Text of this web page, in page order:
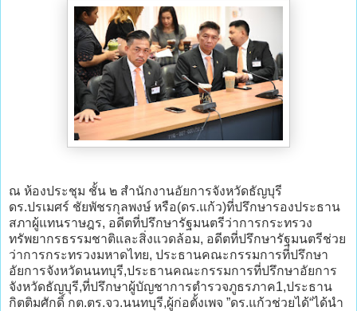
ณ ห้องประชุม ชั้น ๒ สำนักงานอัยการจังหวัดธัญบุรี
ดร.ปรเมศร์ ชัยพัชรกุลพงษ์ หรือ(ดร.แก้ว)ที่ปรึกษารองประธาน
สภาผู้แทนราษฎร, อดีตที่ปรึกษารัฐมนตรีว่าการกระทรวง
ทรัพยากรธรรมชาติและสิ่งแวดล้อม, อดีตที่ปรึกษารัฐมนตรีช่วย
ว่าการกระทรวงมหาดไทย, ประธานคณะกรรมการที่ปรึกษา
อัยการจังหวัดนนทบุรี,ประธานคณะกรรมการที่ปรึกษาอัยการ
จังหวัดธัญบุรี,ที่ปรึกษาผู้บัญชาการตำรวจภูธรภาค1,ประธาน
กิตติมศักดิ์ กต.ตร.จว.นนทบุรี,ผู้ก่อตั้งเพจ ”ดร.แก้วช่วยได้“ได้นำ